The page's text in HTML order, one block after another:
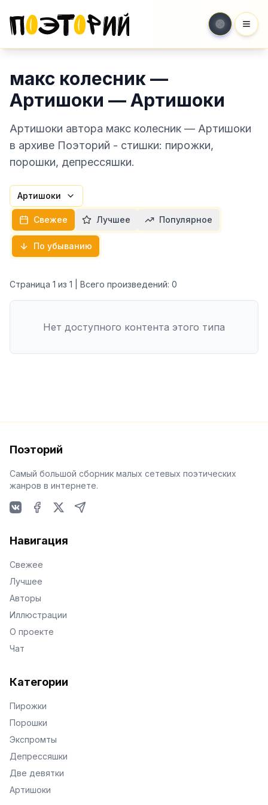
макс колесник —
Артишоки — Артишоки
Артишоки автора макс колесник — Артишоки
в архиве Поэторий - стишки: пирожки,
порошки, депрессяшки.
Артишоки
Свежее Лучшее Популярное
По убыванию
Страница 1 из 1 | Всего произведений: 0
Нет доступного контента этого типа
Поэторий
Самый большой сборник малых сетевых поэтических
жанров в интернете.
Навигация
Свежее
Лучшее
Авторы
Иллюстрации
О проекте
Чат
Категории
Пирожки
Порошки
Экспромты
Депрессяшки
Две девятки
Артишоки